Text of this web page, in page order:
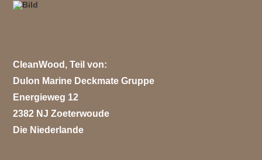
CleanWood, Teil von:
Dulon Marine Deckmate Gruppe
Energieweg 12
2382 NJ Zoeterwoude
Die Niederlande